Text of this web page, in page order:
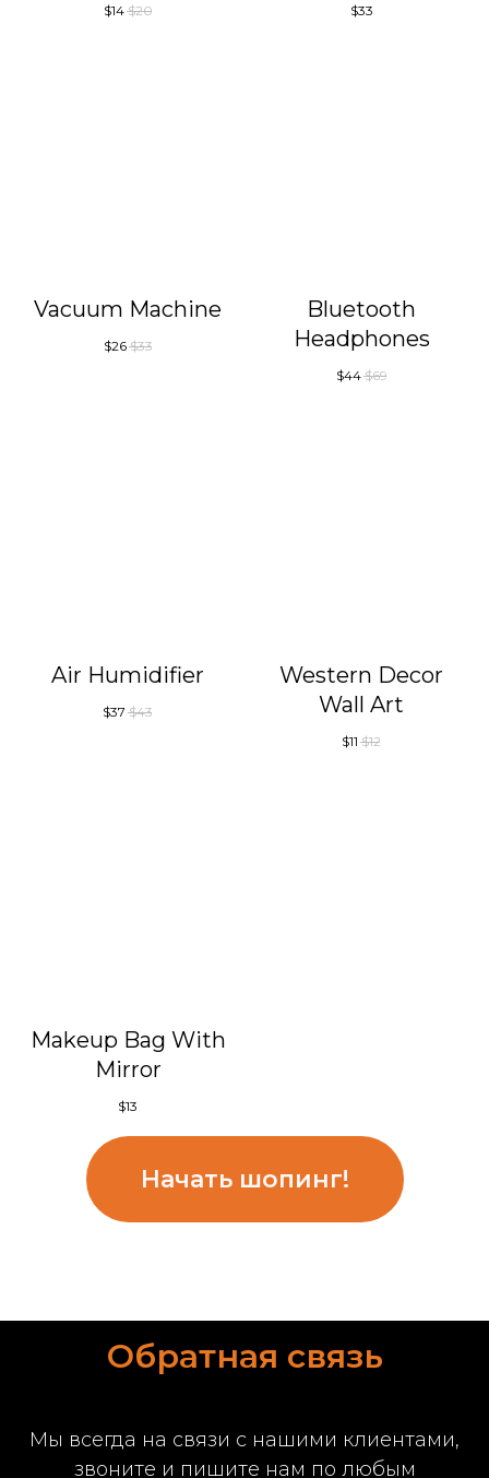
$14 $20 $33
Vacuum Machine
$26 $33
Bluetooth
Headphones
$44 $69
Air Humidifier
$37 $43
Western Decor
Wall Art
$11 $12
Makeup Bag With
Mirror
$13
Начать шопинг!
Обратная связь
Мы всегда на связи с нашими клиентами,
звоните и пишите нам по любым